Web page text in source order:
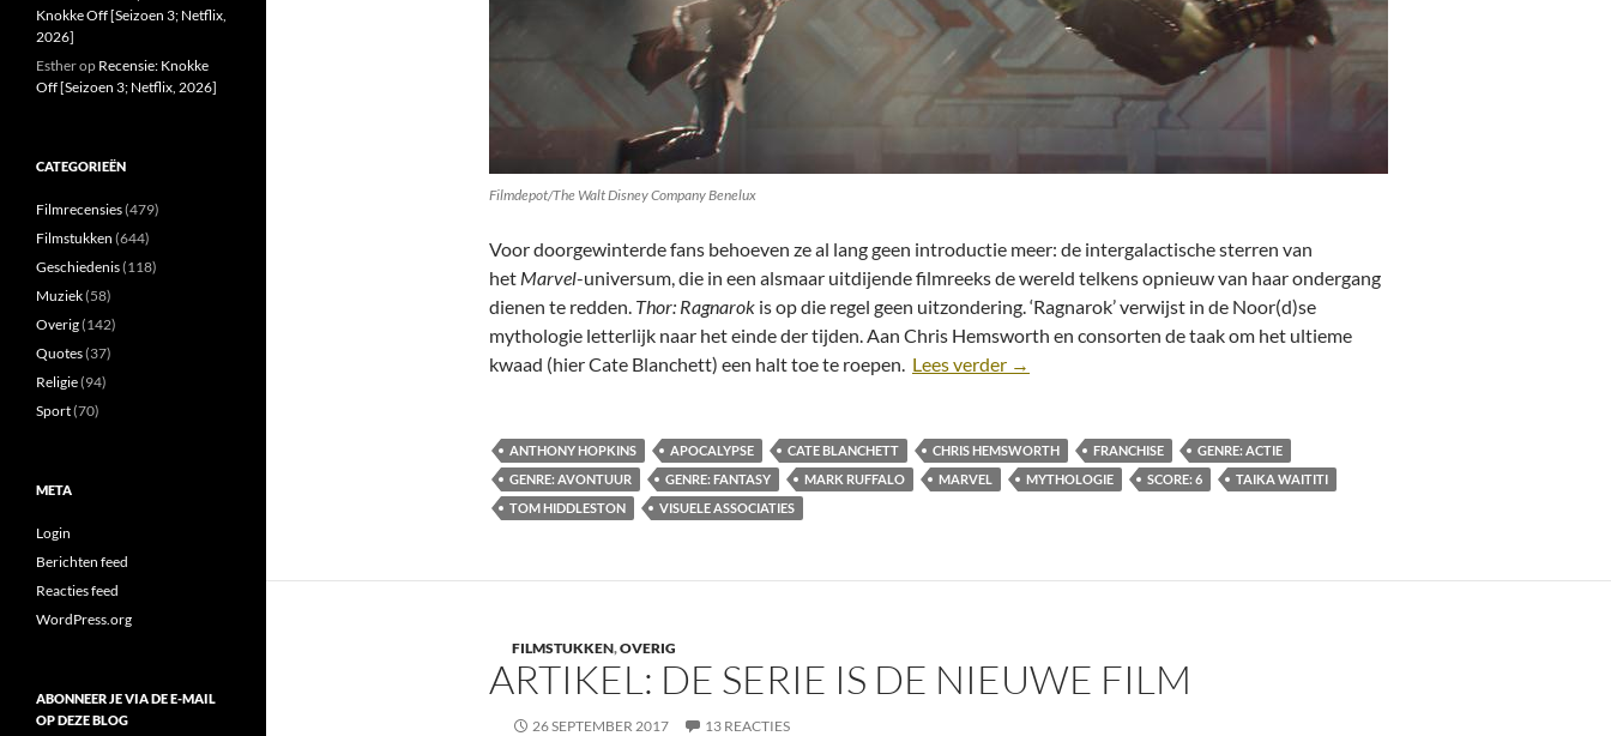
Filmdepot/The Walt Disney Company Benelux
Voor doorgewinterde fans behoeven ze al lang geen introductie meer: de intergalactische sterren van
het Marvel-universum, die in een alsmaar uitdijende filmreeks de wereld telkens opnieuw van haar ondergang
dienen te redden. Thor: Ragnarok is op die regel geen uitzondering. ‘Ragnarok’ verwijst in de Noor(d)se
mythologie letterlijk naar het einde der tijden. Aan Chris Hemsworth en consorten de taak om het ultieme
kwaad (hier Cate Blanchett) een halt toe te roepen. Lees verder Recensie: Thor: Ragnarok (2017) [Actie, Fantasy]
→
ANTHONY HOPKINS APOCALYPSE CATE BLANCHETT CHRIS HEMSWORTH FRANCHISE
GENRE: ACTIE
GENRE: AVONTUUR
GENRE: FANTASY MARK RUFFALO MARVEL MYTHOLOGIE SCORE: 6
TAIKA WAITITI
TOM HIDDLESTON
VISUELE ASSOCIATIES
FILMSTUKKEN,OVERIG
ARTIKEL: DE SERIE IS DE NIEUWE FILM
26 SEPTEMBER 2017 13 REACTIES
Knokke Off [Seizoen 3; Netflix,
2026]
Estherop Recensie: Knokke
Off [Seizoen 3; Netflix, 2026]
CATEGORIEËN
Filmrecensies(479)
Filmstukken (644)
Geschiedenis(118)
Muziek(58)
Overig(142)
Quotes(37)
Religie(94)
Sport(70)
META
Login
Berichten feed
Reacties feed
WordPress.org
ABONNEER JE VIA DE E-MAIL
OP DEZE BLOG